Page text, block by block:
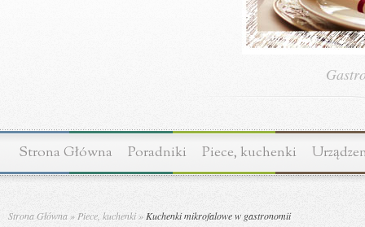
Strona Główna Poradniki Piece, kuchenki
Strona Główna » Piece, kuchenki » Kuchenki mikrofalowe w gastronomii